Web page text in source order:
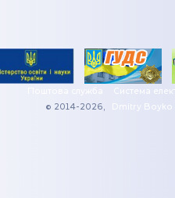
Поштова служба
Система
© 2014-2026,
Dmitry Boyko